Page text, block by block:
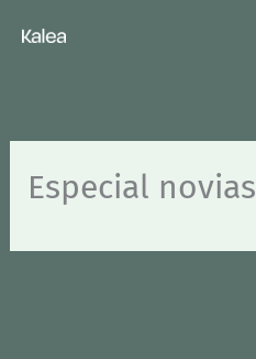
Especial novias